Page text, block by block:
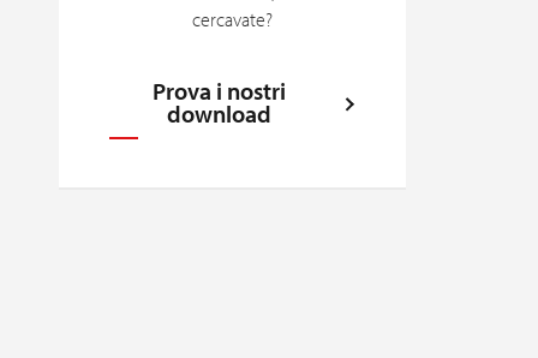
cercavate?
Prova i nostri
download